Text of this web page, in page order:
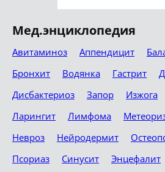
Мед.энциклопедия
Авитаминоз Аппендицит
Бронхит
Водянка Гастрит
Дисбактериоз
Запор Изжога
Ларингит
Лимфома
Невроз
Нейродермит
Псориаз
Синусит Энцефалит